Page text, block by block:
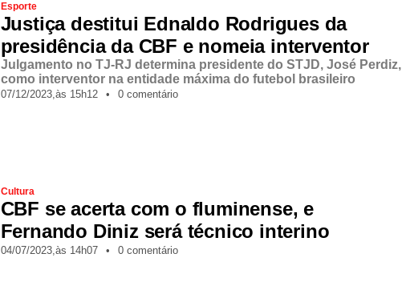
Esporte
Justiça destitui Ednaldo Rodrigues da
presidência da CBF e nomeia interventor
Julgamento no TJ-RJ determina presidente do STJD, José Perdiz,
como interventor na entidade máxima do futebol brasileiro
07/12/2023,às 15h12 • 0 comentário
Cultura
CBF se acerta com o fluminense, e
Fernando Diniz será técnico interino
04/07/2023,às 14h07 • 0 comentário